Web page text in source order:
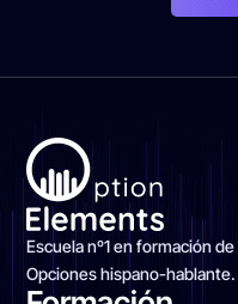
Escuela nº1 en formación
Opciones hispano-hablante.